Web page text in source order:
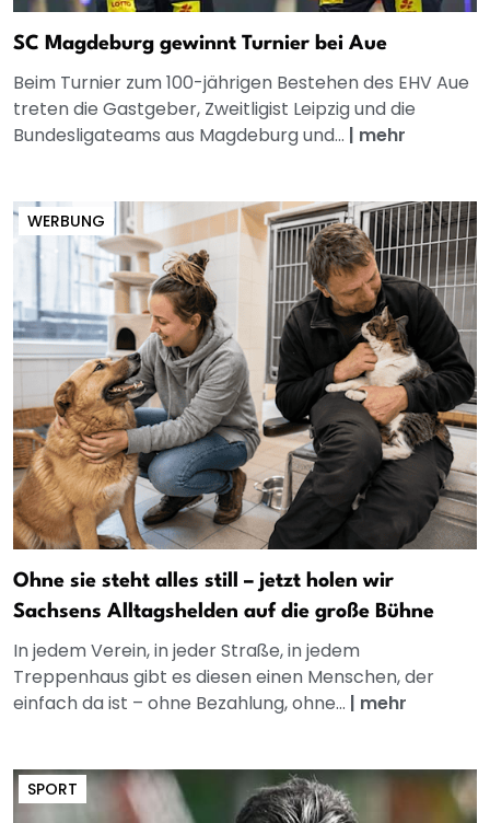
SC Magdeburg gewinnt Turnier bei Aue
Beim Turnier zum 100-jährigen Bestehen des EHV Aue
treten die Gastgeber, Zweitligist Leipzig und die
Bundesligateams aus Magdeburg und... | mehr
WERBUNG
Ohne sie steht alles still – jetzt holen wir
Sachsens Alltagshelden auf die große Bühne
In jedem Verein, in jeder Straße, in jedem
Treppenhaus gibt es diesen einen Menschen, der
einfach da ist – ohne Bezahlung, ohne... | mehr
SPORT